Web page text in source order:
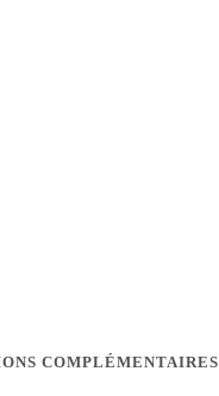
COMPLÉMENTAIRES